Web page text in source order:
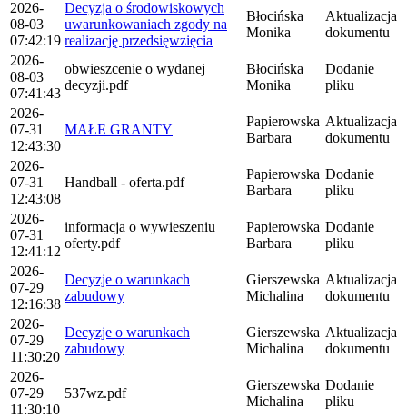
2026-
08-03
07:42:19
Decyzja o środowiskowych
uwarunkowaniach zgody na
realizację przedsięwzięcia
Błocińska
Monika
Aktualizacja
dokumentu
2026-
08-03
07:41:43
obwieszcenie o wydanej
decyzji.pdf
Błocińska
Monika
Dodanie
pliku
2026-
07-31
12:43:30
MAŁE GRANTY
Papierowska
Barbara
Aktualizacja
dokumentu
2026-
07-31
12:43:08
Handball - oferta.pdf
Papierowska
Barbara
Dodanie
pliku
2026-
07-31
12:41:12
informacja o wywieszeniu
oferty.pdf
Papierowska
Barbara
Dodanie
pliku
2026-
07-29
12:16:38
Decyzje o warunkach
zabudowy
Gierszewska
Michalina
Aktualizacja
dokumentu
2026-
07-29
11:30:20
Decyzje o warunkach
zabudowy
Gierszewska
Michalina
Aktualizacja
dokumentu
2026-
07-29
11:30:10
537wz.pdf
Gierszewska
Michalina
Dodanie
pliku